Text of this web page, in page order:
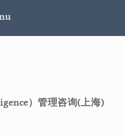
）管理咨询(上海)